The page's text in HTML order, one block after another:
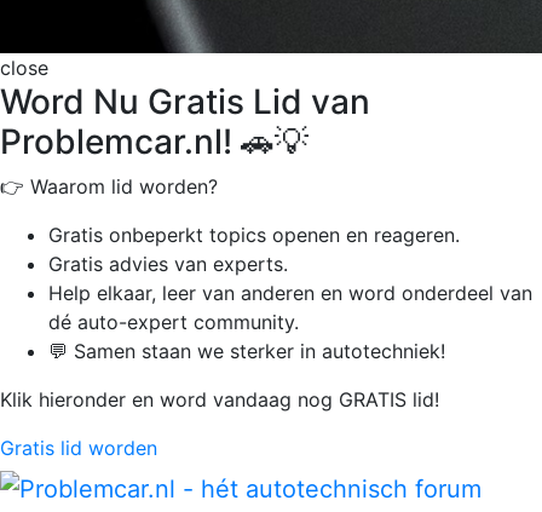
close
Word Nu Gratis Lid van
Problemcar.nl! 🚗💡
👉 Waarom lid worden?
Gratis onbeperkt topics openen en reageren.
Gratis advies van experts.
Help elkaar, leer van anderen en word onderdeel van
dé auto-expert community.
💬 Samen staan we sterker in autotechniek!
Klik hieronder en word vandaag nog GRATIS lid!
Gratis lid worden